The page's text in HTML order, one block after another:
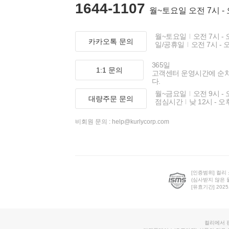
1644-1107 월~토요일 오전 7시 -
카카오톡 문의
월~토요일
오전 7시 -
일/공휴일
오전 7시 -
1:1 문의
365일
고객센터 운영시간에 순
다.
대량주문 문의
월~금요일
오전 9시 -
점심시간
낮 12시 - 오
비회원 문의 : help@kurlycorp.com
[인증범위] 컬리
(심사받지 않은
[유효기간]
컬리에서